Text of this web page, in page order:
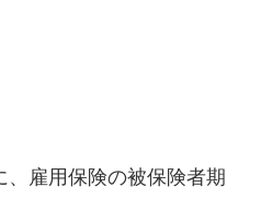
、雇用保険の被保険者期